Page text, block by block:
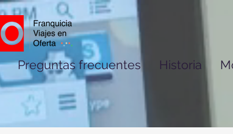
Preguntas frecuentes Historia